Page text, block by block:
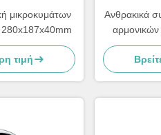
μικροκυμάτων
280x187x40mm
τιμή
Ανθρακικά
αρμονικών